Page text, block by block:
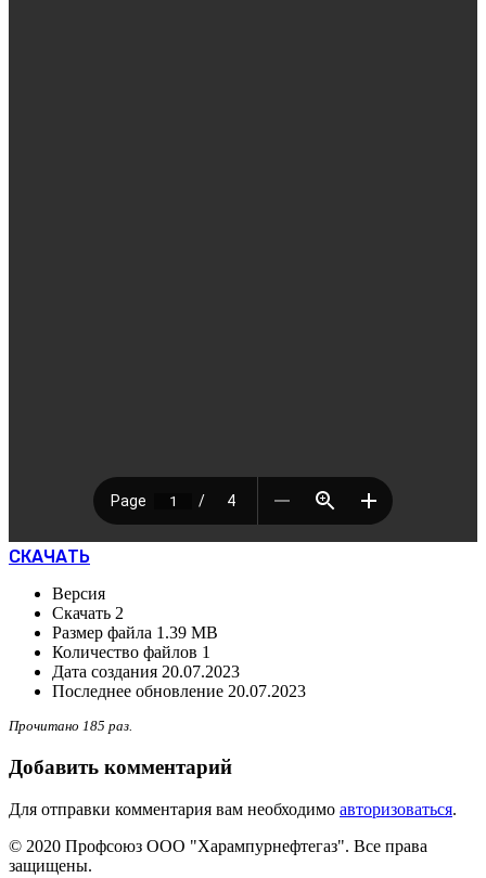
СКАЧАТЬ
Версия
Скачать 2
Размер файла 1.39 MB
Количество файлов 1
Дата создания 20.07.2023
Последнее обновление 20.07.2023
Прочитано 185 раз.
Добавить комментарий
Для отправки комментария вам необходимо авторизоваться.
© 2020 Профсоюз ООО "Харампурнефтегаз". Все права
защищены.